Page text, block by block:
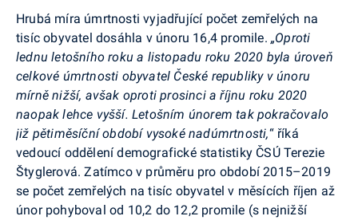
Hrubá míra úmrtnosti vyjadřující počet zemřelých na
tisíc obyvatel dosáhla v únoru 16,4 promile.„Oproti
lednu letošního roku a listopadu roku 2020 byla úroveň
celkové úmrtnosti obyvatel České republiky v únoru
mírně nižší, avšak oproti prosinci a říjnu roku 2020
naopak lehce vyšší. Letošním únorem tak pokračovalo
již pětiměsíční období vysoké nadúmrtnosti,“ říká
vedoucí oddělení demografické statistiky ČSÚ Terezie
Štyglerová. Zatímco v průměru pro období 2015–2019
se počet zemřelých na tisíc obyvatel v měsících říjen až
únor pohyboval od 10,2 do 12,2 promile (s nejnižší